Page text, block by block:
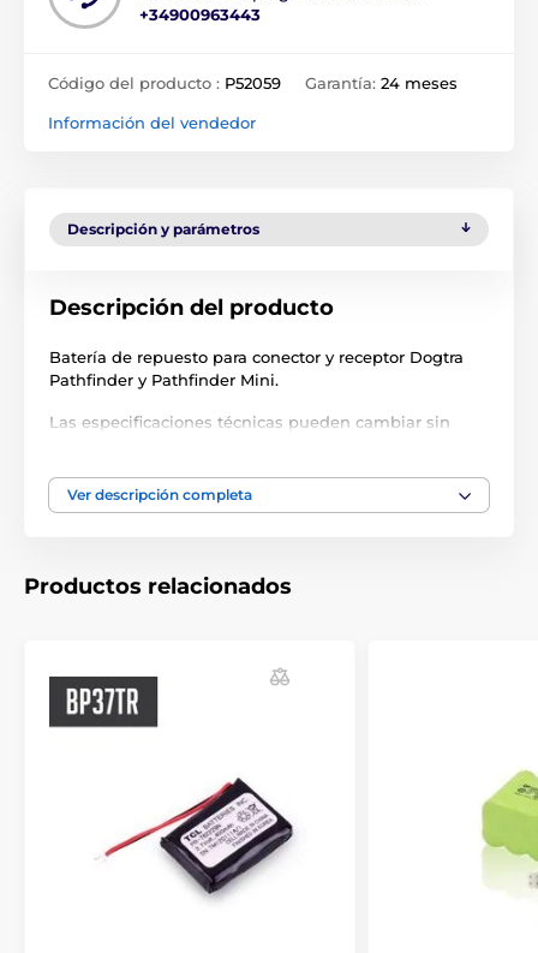
+34900963443
Código del producto : P52059 Garantía: 24 meses
Información del vendedor
Descripción y parámetros
Descripción del producto
Batería de repuesto para conector y receptor Dogtra
Pathfinder y Pathfinder Mini.
Las especificaciones técnicas pueden cambiar sin
Accesorios Collares de adiestramiento
Ver descripción completa
Productos relacionados